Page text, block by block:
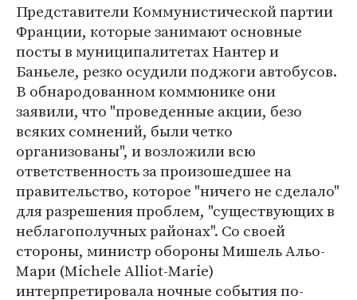
Представители Коммунистической партии
Франции, которые занимают основные
посты в муниципалитетах Нантер и
Баньеле, резко осудили поджоги автобусов.
В обнародованном коммюнике они
заявили, что "проведенные акции, безо
всяких сомнений, были четко
организованы", и возложили всю
ответственность за произошедшее на
правительство, которое "ничего не сделало"
для разрешения проблем, "существующих в
неблагополучных районах". Со своей
стороны, министр обороны Мишель Альо-
Мари (Michele Alliot-Marie)
интерпретировала ночные события по-